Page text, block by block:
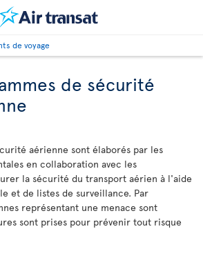
de voyage
de sécurité
aérienne sont élaborés par les
en collaboration avec les
la sécurité du transport aérien à l'aide
et de listes de surveillance. Par
représentant une menace sont
sont prises pour prévenir tout risque